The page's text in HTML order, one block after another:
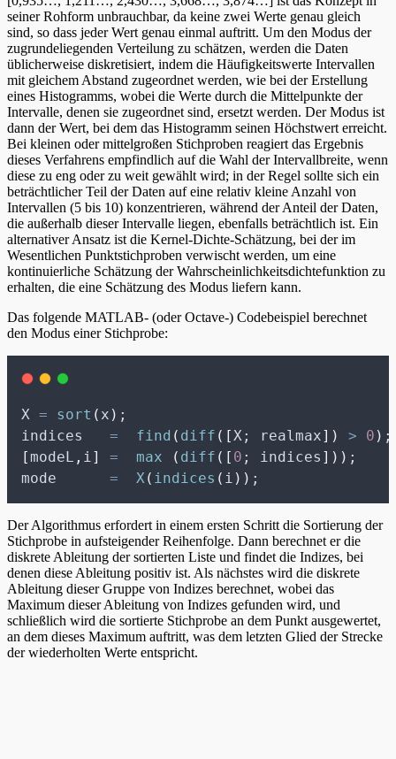
seiner Rohform unbrauchbar, da keine zwei Werte genau gleich
sind, so dass jeder Wert genau einmal auftritt. Um den Modus der
zugrundeliegenden Verteilung zu schätzen, werden die Daten
üblicherweise diskretisiert, indem die Häufigkeitswerte Intervallen
mit gleichem Abstand zugeordnet werden, wie bei der Erstellung
eines Histogramms, wobei die Werte durch die Mittelpunkte der
Intervalle, denen sie zugeordnet sind, ersetzt werden. Der Modus ist
dann der Wert, bei dem das Histogramm seinen Höchstwert erreicht.
Bei kleinen oder mittelgroßen Stichproben reagiert das Ergebnis
dieses Verfahrens empfindlich auf die Wahl der Intervallbreite, wenn
diese zu eng oder zu weit gewählt wird; in der Regel sollte sich ein
beträchtlicher Teil der Daten auf eine relativ kleine Anzahl von
Intervallen (5 bis 10) konzentrieren, während der Anteil der Daten,
die außerhalb dieser Intervalle liegen, ebenfalls beträchtlich ist. Ein
alternativer Ansatz ist die Kernel-Dichte-Schätzung, bei der im
Wesentlichen Punktstichproben verwischt werden, um eine
kontinuierliche Schätzung der Wahrscheinlichkeitsdichtefunktion zu
erhalten, die eine Schätzung des Modus liefern kann.
Das folgende MATLAB- (oder Octave-) Codebeispiel berechnet
den Modus einer Stichprobe:
X = sort ( x )
indices = find ( diff ([ X; realmax]) > 0 )
[modeL , i ] = max ( diff ([ 0 ; indices ]))
mode = X ( indices ( i )) ;
Der Algorithmus erfordert in einem ersten Schritt die Sortierung der
Stichprobe in aufsteigender Reihenfolge. Dann berechnet er die
diskrete Ableitung der sortierten Liste und findet die Indizes, bei
denen diese Ableitung positiv ist. Als nächstes wird die diskrete
Ableitung dieser Gruppe von Indizes berechnet, wobei das
Maximum dieser Ableitung von Indizes gefunden wird, und
schließlich wird die sortierte Stichprobe an dem Punkt ausgewertet,
an dem dieses Maximum auftritt, was dem letzten Glied der Strecke
der wiederholten Werte entspricht.